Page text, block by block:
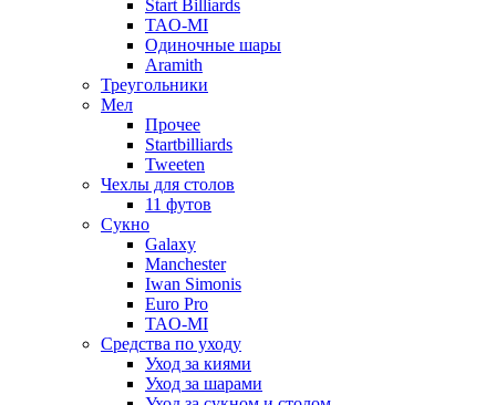
Start Billiards
TAO-MI
Одиночные шары
Aramith
Треугольники
Мел
Прочее
Startbilliards
Tweeten
Чехлы для столов
11 футов
Сукно
Galaxy
Manchester
Iwan Simonis
Euro Pro
TAO-MI
Средства по уходу
Уход за киями
Уход за шарами